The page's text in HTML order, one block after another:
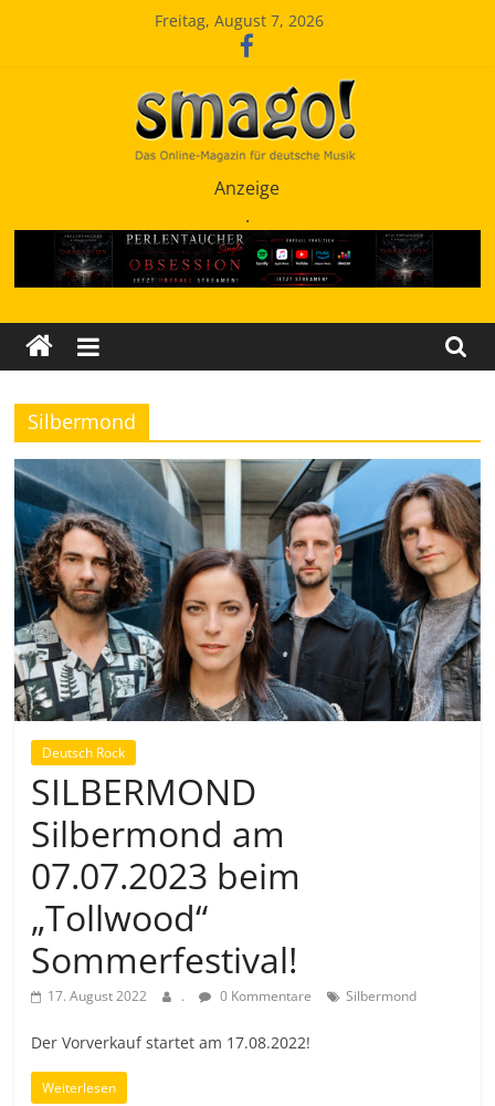
Freitag, August 7, 2026
SchlagerMAGazinOnline
Anzeige
.
Silbermond
Deutsch Rock
SILBERMOND
Silbermond am
07.07.2023 beim
„Tollwood“
Sommerfestival!
17. August 2022 . 0 Kommentare Silbermond
Der Vorverkauf startet am 17.08.2022!
Weiterlesen